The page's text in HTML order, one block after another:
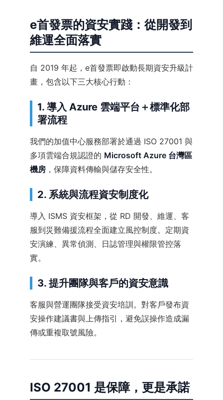
e首發票的資安實踐：從開發到
維運全面落實
自 2019 年起，e首發票即啟動長期資安升級計
畫，包含以下三大核心行動：
1. 導入 Azure 雲端平台＋標準化部
署流程
我們的加值中心服務部署於通過 ISO 27001 與
多項雲端合規認證的 Microsoft Azure 台灣區
機房 ，保障資料傳輸與儲存安全性。
2. 系統與流程資安制度化
導入 ISMS 資安框架，從 RD 開發、維運、客
服到災難備援流程全面建立風控制度。定期資
安演練、異常偵測、日誌管理與權限管控落
實。
3. 提升團隊與客戶的資安意識
客服與營運團隊接受資安培訓。對客戶發布資
安操作建議書與上傳指引，避免誤操作造成漏
傳或重複取號風險。
ISO 27001 是保障，更是承諾